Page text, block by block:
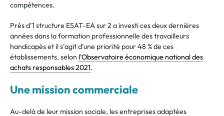
compétences.
Près d’1 structure ESAT-EA sur 2 a investi ces deux dernières
années dans la formation professionnelle des travailleurs
handicapés et il s’agit d’une priorité pour 48 % de ces
établissements, selon l’Observatoire économique national des
achats responsables 2021.
Une mission commerciale
Au-delà de leur mission sociale, les entreprises adaptées